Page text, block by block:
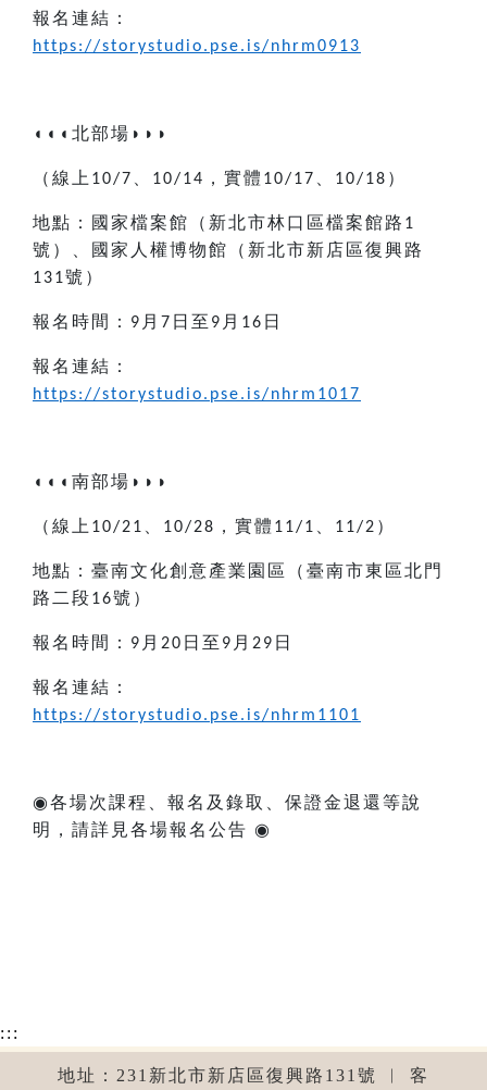
報名連結：
https://storystudio.pse.is/nhrm0913
◖◖◖ 北部場 ◗◗◗
（線上 10/7 10/14 ，實體 10/17 10/18 ）
地點：國家檔案館（新北市林口區檔案館路 1
號）、國家人權博物館（新北市新店區復興路
131號）
報名時間： 9 月 7 日至 9 月 16 日
報名連結：
https://storystudio.pse.is/nhrm1017
◖◖◖ 南部場 ◗◗◗
（線上 10/21 10/28 ，實體 11/1 11/2 ）
地點：臺南文化創意產業園區（臺南市東區北門
路二段16號）
報名時間： 9 月 20 日至 9 月 29 日
報名連結：
https://storystudio.pse.is/nhrm1101
◉各場次課程、報名及錄取、保證金退還等說
明，請詳見各場報名公告 ◉
:::
地址：231新北市新店區復興路131號 ︱ 客